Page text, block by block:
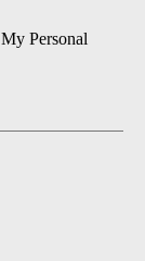
Personal